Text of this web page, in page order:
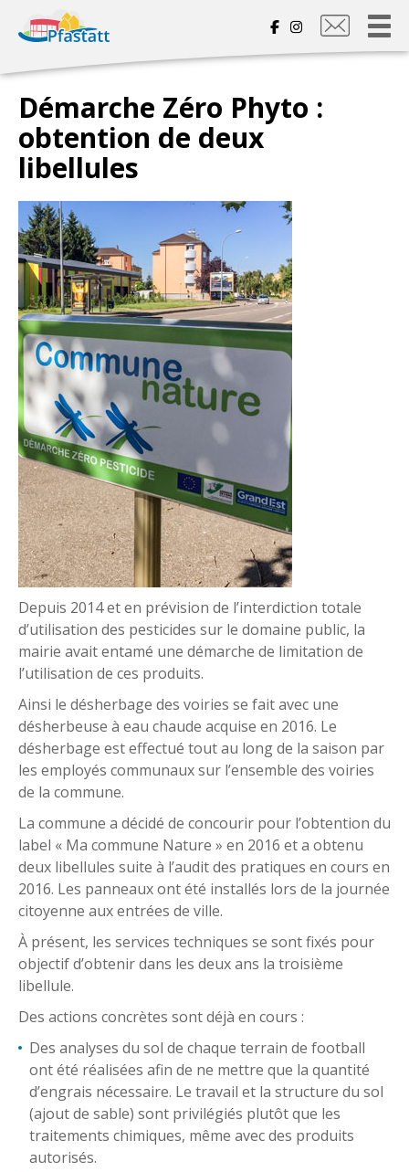
Nous
Démarche Zéro Phyto :
obtention de deux
libellules
Depuis 2014 et en prévision de l’interdiction totale
d’utilisation des pesticides sur le domaine public, la
mairie avait entamé une démarche de limitation de
l’utilisation de ces produits.
Ainsi le désherbage des voiries se fait avec une
désherbeuse à eau chaude acquise en 2016. Le
désherbage est effectué tout au long de la saison par
les employés communaux sur l’ensemble des voiries
de la commune.
La commune a décidé de concourir pour l’obtention du
label « Ma commune Nature » en 2016 et a obtenu
deux libellules suite à l’audit des pratiques en cours en
2016. Les panneaux ont été installés lors de la journée
citoyenne aux entrées de ville.
À présent, les services techniques se sont fixés pour
objectif d’obtenir dans les deux ans la troisième
libellule.
Des actions concrètes sont déjà en cours :
Des analyses du sol de chaque terrain de football
ont été réalisées afin de ne mettre que la quantité
d’engrais nécessaire. Le travail et la structure du sol
(ajout de sable) sont privilégiés plutôt que les
traitements chimiques, même avec des produits
autorisés.